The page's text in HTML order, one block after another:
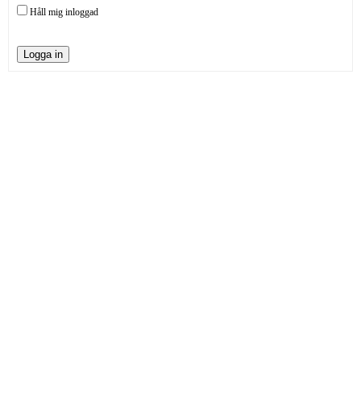
Håll mig inloggad
Logga in